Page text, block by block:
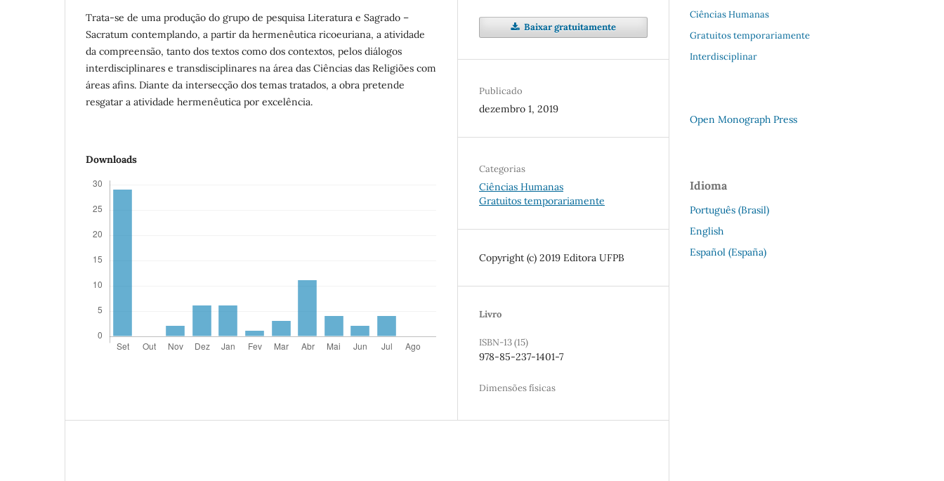
Trata-se de uma produção do grupo de pesquisa Literatura e Sagrado –
Sacratum contemplando, a partir da hermenêutica ricoeuriana, a atividade
da compreensão, tanto dos textos como dos contextos, pelos diálogos
interdisciplinares e transdisciplinares na área das Ciências das Religiões com
áreas afins. Diante da intersecção dos temas tratados, a obra pretende
resgatar a atividade hermenêutica por excelência.
Downloads
Baixar gratuitamente
Publicado
dezembro 1, 2019
Categorias
Ciências Humanas
Gratuitos temporariamente
Copyright (c) 2019 Editora UFPB
Livro
ISBN-13 (15)
978-85-237-1401-7
Dimensões físicas
Ciências Humanas
Gratuitos temporariamente
Interdisciplinar
Open Monograph Press
Idioma
Português (Brasil)
English
Español (España)